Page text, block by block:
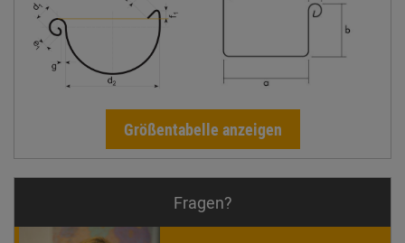
Größentabelle anzeigen
Fragen?